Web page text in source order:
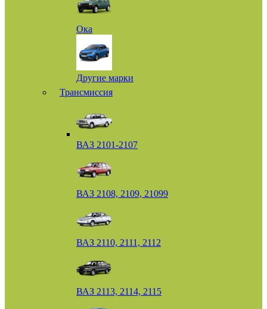
Ока
Другие марки
Трансмиссия
ВАЗ 2101-2107
ВАЗ 2108, 2109, 21099
ВАЗ 2110, 2111, 2112
ВАЗ 2113, 2114, 2115